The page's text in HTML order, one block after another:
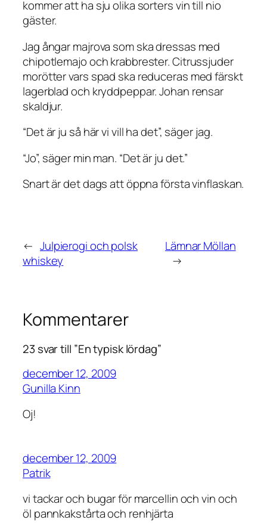
kommer att ha sju olika sorters vin till nio
gäster.
Jag ångar majrova som ska dressas med
chipotlemajo och krabbrester. Citrussjuder
morötter vars spad ska reduceras med färskt
lagerblad och kryddpeppar. Johan rensar
skaldjur.
“Det är ju så här vi vill ha det”, säger jag.
“Jo”, säger min man. “Det är ju det.”
Snart är det dags att öppna första vinflaskan.
← Julpierogi och polsk
whiskey
Lämnar Möllan
→
Kommentarer
23 svar till ”En typisk lördag”
december 12, 2009
Gunilla Kinn
Oj!
december 12, 2009
Patrik
vi tackar och bugar för marcellin och vin och
öl pannkakstårta och renhjärta